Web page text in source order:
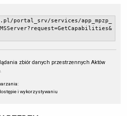
portal_srv/services/app_mpzp_
zbiór danych przestrzennych Aktów
i wykorzystywaniu